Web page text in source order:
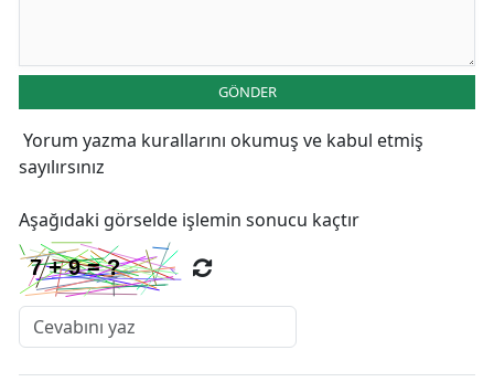
GÖNDER
Yorum yazma kurallarını okumuş ve kabul etmiş
sayılırsınız
Aşağıdaki görselde işlemin sonucu kaçtır